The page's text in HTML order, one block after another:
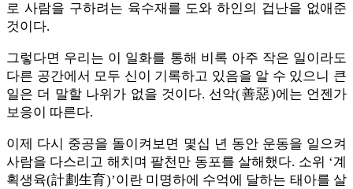
로 사람을 구하려는 육수재를 도와 하인의 겁난을 없애준
것이다.
그렇다면 우리는 이 일화를 통해 비록 아주 작은 일이라도
다른 공간에서 모두 신이 기록하고 있음을 알 수 있으니 큰
일은 더 말할 나위가 없을 것이다. 선악(善惡)에는 언젠가
보응이 따른다.
이제 다시 중공을 돌이켜보면 몇십 년 동안 운동을 일으켜
사람을 다스리고 해치며 팔천만 동포를 살해했다. 소위 ‘계
획생육(計劃生育)’이란 미명하에 수억에 달하는 태아를 살